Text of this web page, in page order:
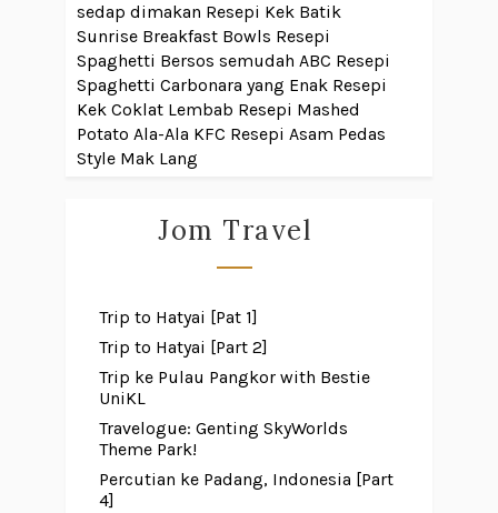
sedap dimakan Resepi Kek Batik
Sunrise Breakfast Bowls Resepi
Spaghetti Bersos semudah ABC Resepi
Spaghetti Carbonara yang Enak Resepi
Kek Coklat Lembab Resepi Mashed
Potato Ala-Ala KFC Resepi Asam Pedas
Style Mak Lang
Jom Travel
Trip to Hatyai [Pat 1]
Trip to Hatyai [Part 2]
Trip ke Pulau Pangkor with Bestie
UniKL
Travelogue: Genting SkyWorlds
Theme Park!
Percutian ke Padang, Indonesia [Part
4]